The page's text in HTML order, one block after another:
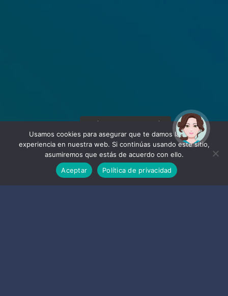
Usamos cookies para asegurar que te damos la mejor
experiencia en nuestra web. Si continúas usando este sitio,
asumiremos que estás de acuerdo con ello.
Aceptar
Política de privacidad
¡Hola! Soy Noy. ¿Puedo
ayudarte?